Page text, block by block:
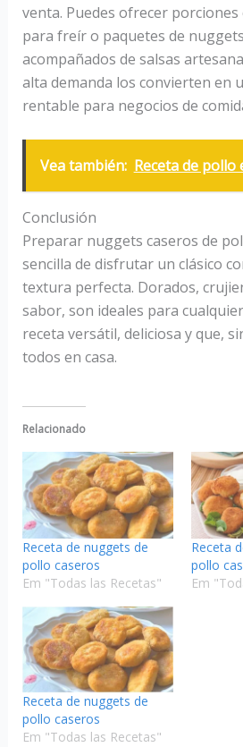
venta. Puedes ofrecer
para freír o paquetes de
acompañados de salsas
alta demanda los convierten en
rentable para negocios de
Vea también: Receta de pollo
Conclusión
Preparar nuggets caseros de
sencilla de disfrutar un clásico
textura perfecta. Dorados,
sabor, son ideales para
receta versátil, deliciosa y que,
todos en casa.
Relacionado
Receta de nuggets de
pollo caseros
Em "Todas las Recetas"
Receta
pollo
Em
Receta de nuggets de
pollo caseros
Em "Todas las Recetas"